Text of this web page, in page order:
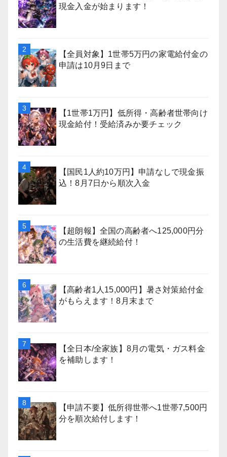
現金入金が始まります！
【全員対象】1世帯5万円の家電給付金の
申請は10月9日まで
【1世帯1万円】低所得・高齢者世帯向け
現金給付！受給済みか要チェック
【国民1人約10万円】申請なしで現金振
込！8月7日から順次入金
【超朗報】全国の高齢者へ125,000円分
の生活費を継続給付！
【高齢者1人15,000円】暑さ対策給付金
がもらえます！8月末まで
【全日本/全家族】8月の電気・ガス料金
を補助します！
【申請不要】低所得世帯へ1世帯7,500円
分を順次給付します！